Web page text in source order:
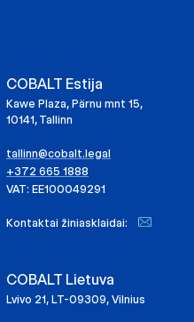
COBALT Estija
Kawe Plaza, Pärnu mnt 15,
10141, Tallinn
tallinn@cobalt.legal
+372 665 1888
VAT: EE100049291
Kontaktai žiniasklaidai:
COBALT Lietuva
Lvivo 21, LT-09309, Vilnius